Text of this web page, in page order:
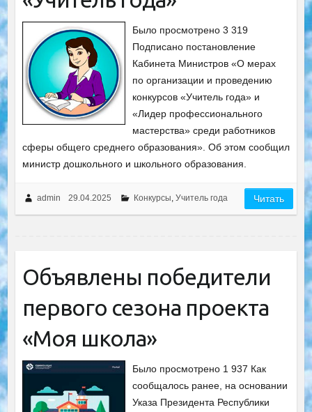
Было просмотрено 3 319
Подписано постановление
Кабинета Министров «О мерах
по организации и проведению
конкурсов «Учитель года» и
«Лидер профессионального
мастерства» среди работников
сферы общего среднего образования». Об этом сообщил
министр дошкольного и школьного образования.
admin 29.04.2025 Конкурсы, Учитель года Читать
Объявлены победители
первого сезона проекта
«Моя школа»
Было просмотрено 1 937 Как
сообщалось ранее, на основании
Указа Президента Республики